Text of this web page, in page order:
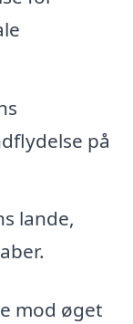
på
lande,
mod øget